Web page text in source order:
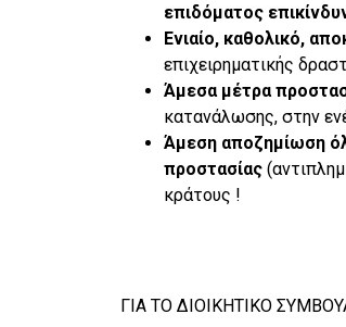
επιδόματος
Ενιαίο, καθολικό,
επιχειρηματικής
Άμεσα μέτρα
κατανάλωσης, στην
Άμεση αποζημίωση
προστασίας
κράτους !
ΓΙΑ ΤΟ ΔΙΟΙΚΗΤΙΚΟ